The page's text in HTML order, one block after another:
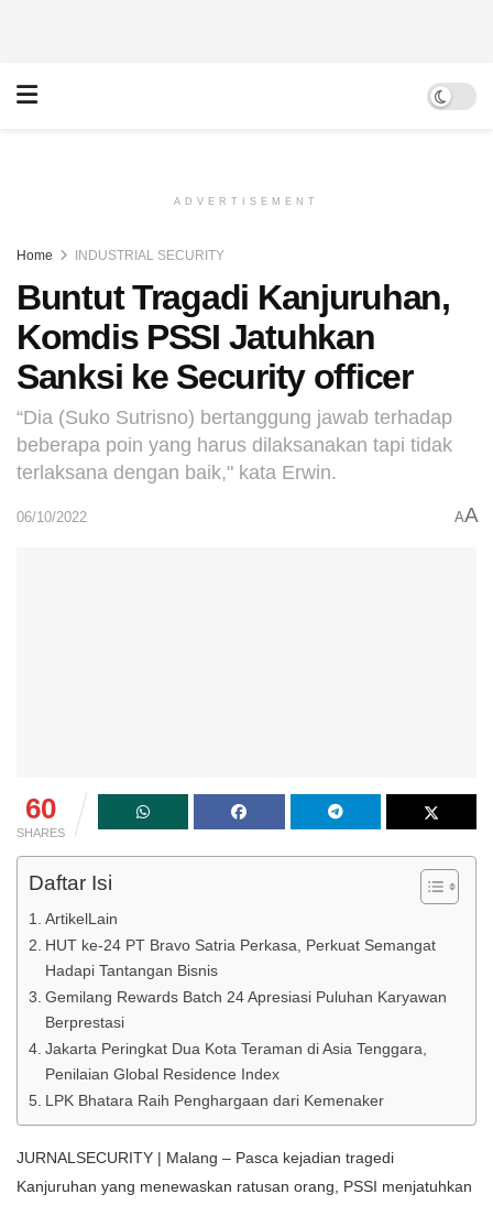
ADVERTISEMENT
Home INDUSTRIAL SECURITY
Buntut Tragadi Kanjuruhan,
Komdis PSSI Jatuhkan
Sanksi ke Security officer
“Dia (Suko Sutrisno) bertanggung jawab terhadap
beberapa poin yang harus dilaksanakan tapi tidak
terlaksana dengan baik," kata Erwin.
06/10/2022 AA
60
SHARES
Daftar Isi
ArtikelLain
HUT ke-24 PT Bravo Satria Perkasa, Perkuat Semangat
Hadapi Tantangan Bisnis
Gemilang Rewards Batch 24 Apresiasi Puluhan Karyawan
Berprestasi
Jakarta Peringkat Dua Kota Teraman di Asia Tenggara,
Penilaian Global Residence Index
LPK Bhatara Raih Penghargaan dari Kemenaker
JURNALSECURITY | Malang – Pasca kejadian tragedi
Kanjuruhan yang menewaskan ratusan orang, PSSI menjatuhkan